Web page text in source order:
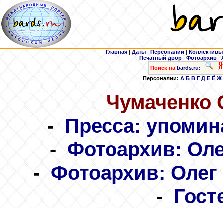
Главная | Даты | Персоналии | Коллективы
Печатный двор |Фотоархив |
Поиск на bards.ru:
Персоналии: А Б В Г Д Е Ё Ж
Чумаченко
- Пресса:
- Фотоархив:
-Фотоархив: Олег
-